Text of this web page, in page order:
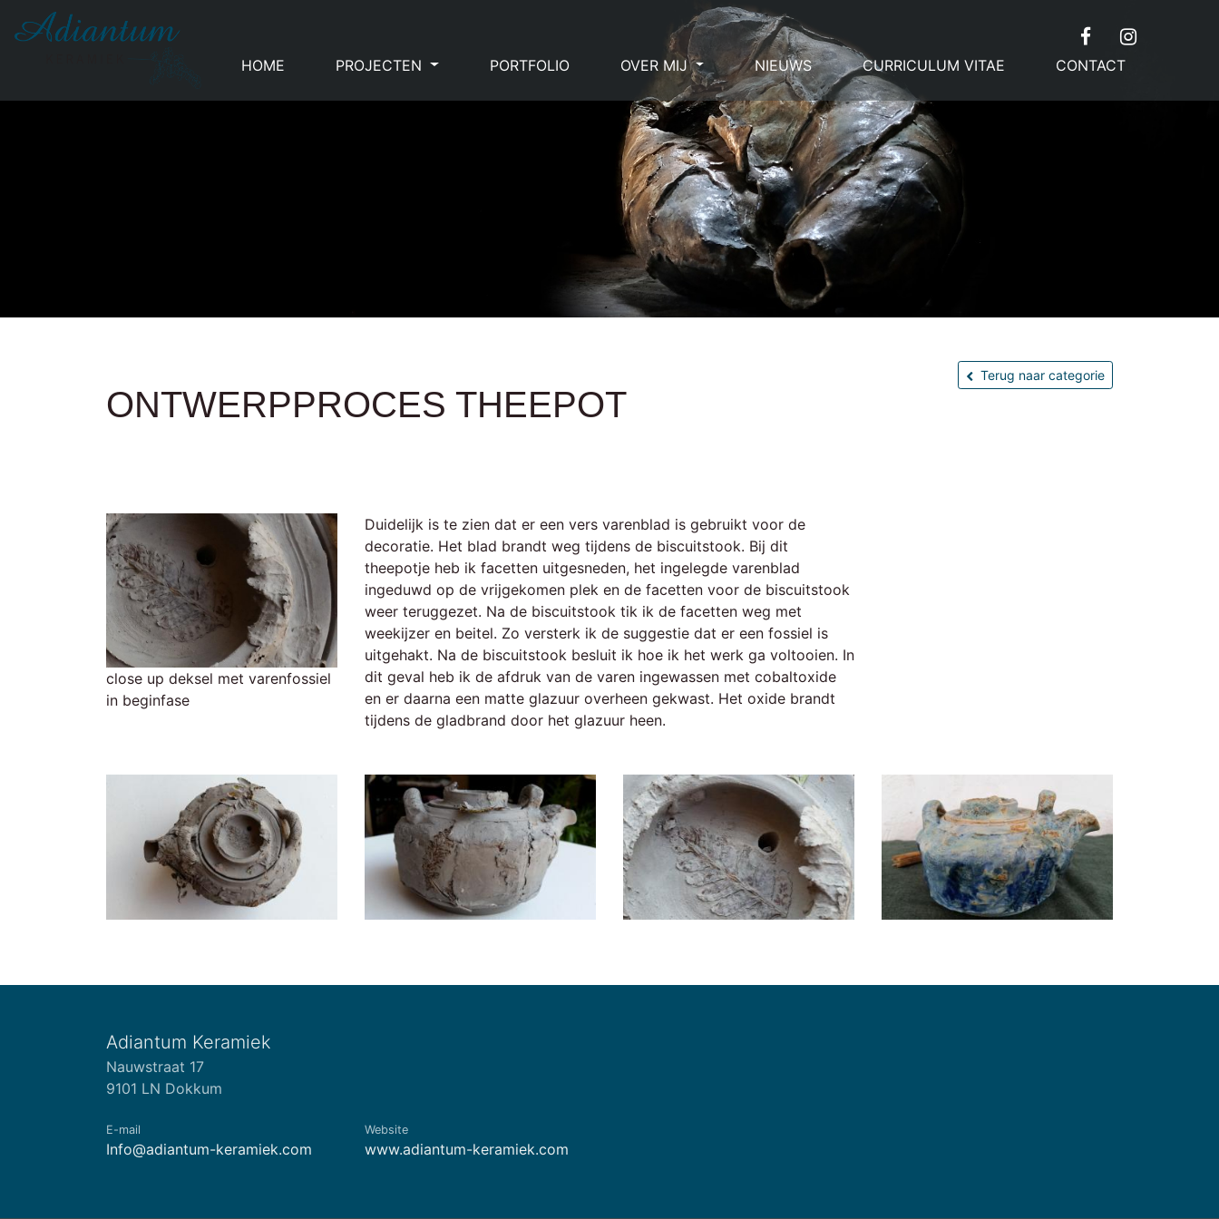
HOME PROJECTEN PORTFOLIO OVER MIJ NIEUWS CURRICULUM VITAE CONTACT
ONTWERPPROCES THEEPOT
Terug naar categorie
close up deksel met varenfossiel
in beginfase
Duidelijk is te zien dat er een vers varenblad is gebruikt voor de
decoratie. Het blad brandt weg tijdens de biscuitstook. Bij dit
theepotje heb ik facetten uitgesneden, het ingelegde varenblad
ingeduwd op de vrijgekomen plek en de facetten voor de biscuitstook
weer teruggezet. Na de biscuitstook tik ik de facetten weg met
weekijzer en beitel. Zo versterk ik de suggestie dat er een fossiel is
uitgehakt. Na de biscuitstook besluit ik hoe ik het werk ga voltooien. In
dit geval heb ik de afdruk van de varen ingewassen met cobaltoxide
en er daarna een matte glazuur overheen gekwast. Het oxide brandt
tijdens de gladbrand door het glazuur heen.
Adiantum Keramiek
Nauwstraat 17
9101 LN Dokkum
E-mail
Info@adiantum-keramiek.com
Website
www.adiantum-keramiek.com